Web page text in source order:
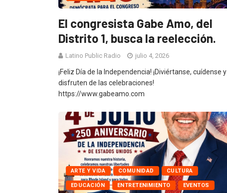
El congresista Gabe Amo, del
Distrito 1, busca la reelección.
Latino Public Radio julio 4, 2026
¡Feliz Día de la Independencia! ¡Diviértanse, cuídense y
disfruten de las celebraciones!
https://www.gabeamo.com
ARTE Y VIDA COMUNIDAD CULTURA
EDUCACIÓN ENTRETENIMIENTO EVENTOS